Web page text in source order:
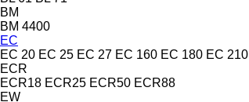
BM
BM 4400
EC
EC 20 EC 25 EC 27 EC 160 EC 180 EC 210
ECR
ECR18 ECR25 ECR50 ECR88
EW